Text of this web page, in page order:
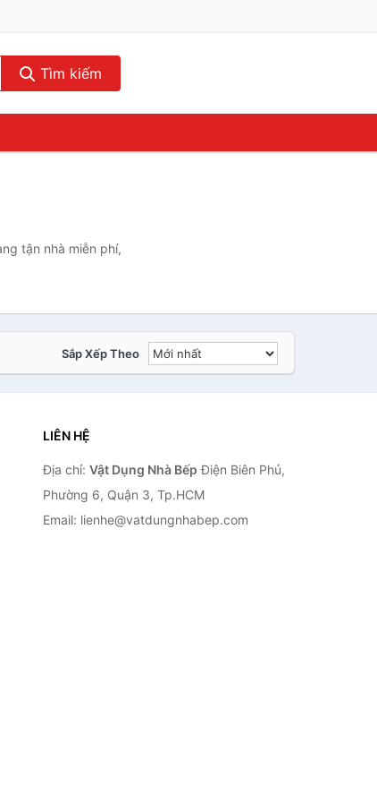
Tìm kiếm
tận nhà miễn phí,
Sắp Xếp Theo
LIÊN HỆ
Địa chỉ: Vật Dụng Nhà Bếp Điện Biên Phủ,
Phường 6, Quận 3, Tp.HCM
Email: lienhe@vatdungnhabep.com